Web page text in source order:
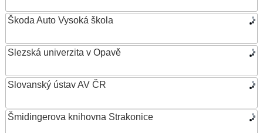
Škoda Auto Vysoká škola
Slezská univerzita v Opavě
Slovanský ústav AV ČR
Šmidingerova knihovna Strakonice